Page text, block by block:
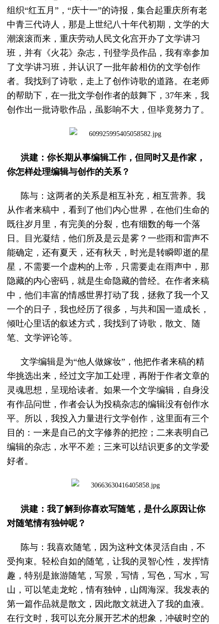
组织“红五月”，“庆十一”的诗报，集合起重庆所有老
中青三代诗人，那是上世纪八十年代初期，文学的大
潮滚滚而来，重庆劳动人民文化宫开办了文学讲习
班，并有《火花》杂志，刊登学员作品，我有幸参加
了文学讲习班，并认识了一批年龄相仿的文学创作
者。我找到了诗歌，走上了创作诗歌的道路。在老师
的帮助下，在一批文学创作者的鼓舞下，37年来，我
创作出一批诗歌作品，虽影响不大，但毕竟努力了。
洪建：你长期从事编辑工作，但同时又是作家，
你怎样处理编辑与创作的关系？
陈与：这两者的关系是相互补充，相互营养。我
从作者来稿中，看到了他们内心世界，在他们生命的
既往岁月里，有完美的分裂，也有细数的每一个落
日。目光凝结，他们所及是云是雾？一些雨和雷声不
能确定，还有夏天，还有秋天，时光是转瞬即逝的星
星，不需要一个虚构的上帝，只需要走在雨声中，那
隐藏的内心密码，就是生命隐藏的曾经。在作者来稿
中，他们丰富的情感世界打动了我，拯救了我一个又
一个的日子，我也经历了很多，与共和国一道成长，
倾吐心里话的叙述方式，我找到了诗歌，散文、随
笔、文学评论等。
文学编辑是为“他人做嫁妆”，他把作者来稿的精
华挑选出来，经过文字加工处理，再附于作者文章的
灵魂思想，呈现给读者。如果一个文学编辑，自身没
有作品问世，作者会认为投稿杂志的编辑没有创作水
平。所以，我投入力量进行文学创作，这里面有三个
目的：一来是自己的文字修养的把控；二来表明自己
编辑的杂志，水平不差；三来可以结识更多的文学爱
好者。
洪建：我了解到你喜欢写随笔，是什么原因让你
对随笔情有独钟呢？
陈与：我喜欢随笔，因为这种文体灵活自由，不
受拘束。轻松自如的随笔，让我的灵智心性，发挥情
趣，特别是旅游随笔，写景，写情，写色，写水，写
山，可以笔走龙蛇，情有独钟，山阔海深。我发表的
第一篇作品就是散文，因此散文就进入了我的血液。
在行文时，我可以充分展开艺术的想象，冲破时空的